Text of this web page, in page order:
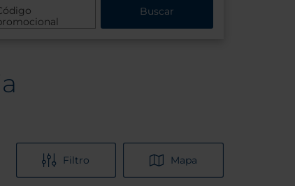
Buscar
Filtro Mapa